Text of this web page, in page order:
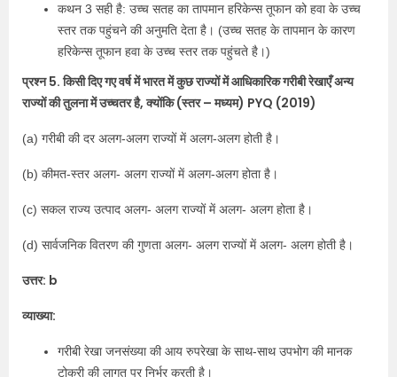
कथन 3 सही है: उच्च सतह का तापमान हरिकेन्स तूफान को हवा के उच्च
स्तर तक पहुंचने की अनुमति देता है। (उच्च सतह के तापमान के कारण
हरिकेन्स तूफान हवा के उच्च स्तर तक पहुंचते है।)
प्रश्न 5. किसी दिए गए वर्ष में भारत में कुछ राज्यों में आधिकारिक गरीबी रेखाएँ अन्य
राज्यों की तुलना में उच्चतर है, क्योंकि (स्तर – मध्यम) PYQ (2019)
(a) गरीबी की दर अलग-अलग राज्यों में अलग-अलग होती है।
(b) कीमत-स्तर अलग- अलग राज्यों में अलग-अलग होता है।
(c) सकल राज्य उत्पाद अलग- अलग राज्यों में अलग- अलग होता है।
(d) सार्वजनिक वितरण की गुणता अलग- अलग राज्यों में अलग- अलग होती है।
उत्तर: b
व्याख्या:
गरीबी रेखा जनसंख्या की आय रुपरेखा के साथ-साथ उपभोग की मानक
टोकरी की लागत पर निर्भर करती है।